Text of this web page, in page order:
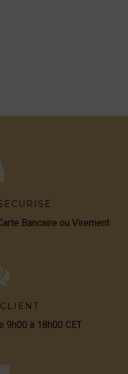
Bancaire ou Virement
9h00 à 18h00 CET